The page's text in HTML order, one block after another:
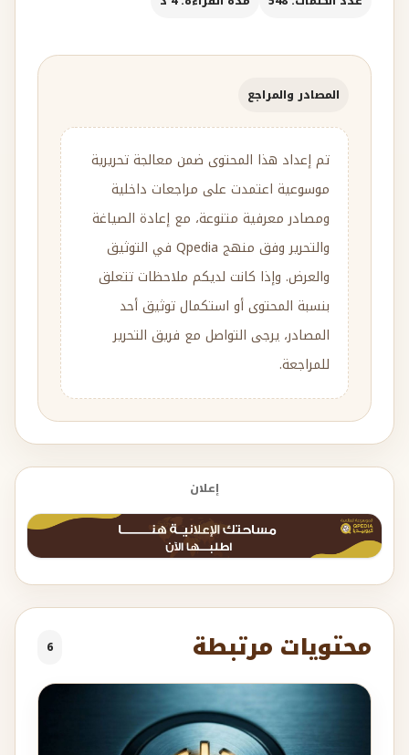
المصادر والمراجع
تم إعداد هذا المحتوى ضمن معالجة تحريرية
موسوعية اعتمدت على مراجعات داخلية
ومصادر معرفية متنوعة، مع إعادة الصياغة
والتحرير وفق منهج Qpedia في التوثيق
والعرض. وإذا كانت لديكم ملاحظات تتعلق
بنسبة المحتوى أو استكمال توثيق أحد
المصادر، يرجى التواصل مع فريق التحرير
للمراجعة.
إعلان
محتويات مرتبطة 6